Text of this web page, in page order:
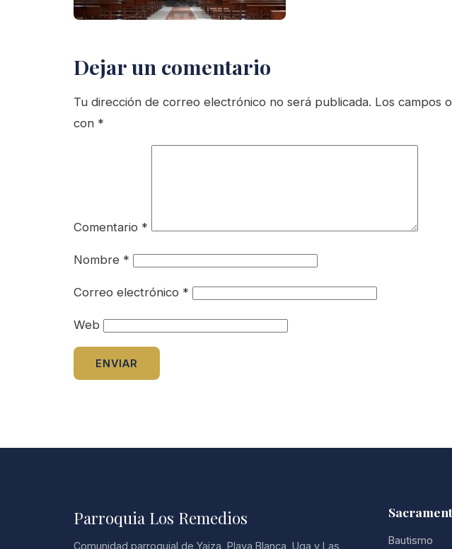
Dejar un comentario
Tu dirección de correo electrónico no será publicada. Los campos
con *
Comentario *
Nombre *
Correo electrónico *
Web
Parroquia Los Remedios
Comunidad parroquial de Yaiza, Playa Blanca, Uga y Las Bautismo